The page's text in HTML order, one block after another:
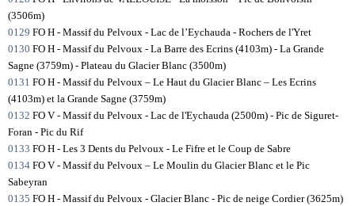
(3506m)
0129 FO H - Massif du Pelvoux - Lac de l’Eychauda - Rochers de l'Yret
0130 FO H - Massif du Pelvoux - La Barre des Ecrins (4103m) - La Grande
Sagne (3759m) - Plateau du Glacier Blanc (3500m)
0131 FO H - Massif du Pelvoux – Le Haut du Glacier Blanc – Les Ecrins
(4103m) et la Grande Sagne (3759m)
0132 FO V - Massif du Pelvoux - Lac de l'Eychauda (2500m) - Pic de Siguret-
Foran - Pic du Rif
0133 FO H - Les 3 Dents du Pelvoux - Le Fifre et le Coup de Sabre
0134 FO V - Massif du Pelvoux – Le Moulin du Glacier Blanc et le Pic
Sabeyran
0135 FO H - Massif du Pelvoux - Glacier Blanc - Pic de neige Cordier (3625m)